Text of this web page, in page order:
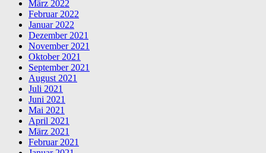
März 2022
Februar 2022
Januar 2022
Dezember 2021
November 2021
Oktober 2021
September 2021
August 2021
Juli 2021
Juni 2021
Mai 2021
April 2021
März 2021
Februar 2021